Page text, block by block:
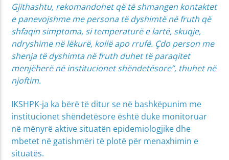
Gjithashtu, rekomandohet që të shmangen kontaktet
e panevojshme me persona të dyshimtë në fruth që
shfaqin simptoma, si temperaturë e lartë, skuqje,
ndryshime në lëkurë, kollë apo rrufë. Çdo person me
shenja të dyshimta në fruth duhet të paraqitet
menjëherë në institucionet shëndetësore”, thuhet në
njoftim.
IKSHPK-ja ka bërë të ditur se në bashkëpunim me
institucionet shëndetësore është duke monitoruar
në mënyrë aktive situatën epidemiologjike dhe
mbetet në gatishmëri të plotë për menaxhimin e
situatës.